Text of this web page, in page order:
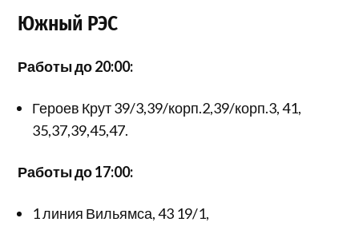
Южный РЭС
Работы до 20:00:
Героев Крут 39/3,39/корп.2,39/корп.3, 41,
35,37,39,45,47.
Работы до 17:00:
1 линия Вильямса, 43 19/1,